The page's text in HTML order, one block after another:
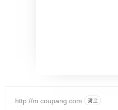
http://m.coupang.com 광고